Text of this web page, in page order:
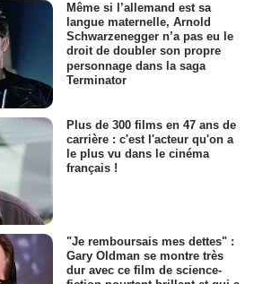
Même si l’allemand est sa
langue maternelle, Arnold
Schwarzenegger n’a pas eu le
droit de doubler son propre
personnage dans la saga
Terminator
Plus de 300 films en 47 ans de
carrière : c'est l'acteur qu'on a
le plus vu dans le cinéma
français !
"Je remboursais mes dettes" :
Gary Oldman se montre très
dur avec ce film de science-